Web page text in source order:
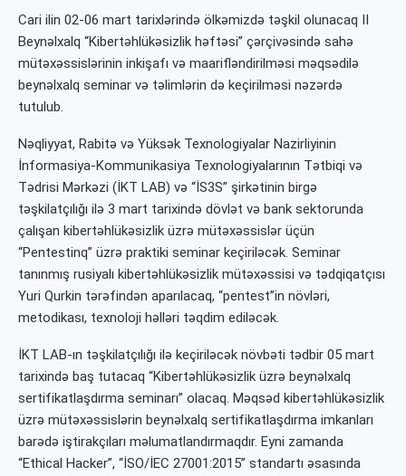
Cari ilin 02-06 mart tarixlərində ölkəmizdə təşkil olunacaq II
Beynəlxalq “Kibertəhlükəsizlik həftəsi” çərçivəsində sahə
mütəxəssislərinin inkişafı və maarifləndirilməsi məqsədilə
beynəlxalq seminar və təlimlərin də keçirilməsi nəzərdə
tutulub.
Nəqliyyat, Rabitə və Yüksək Texnologiyalar Nazirliyinin
İnformasiya-Kommunikasiya Texnologiyalarının Tətbiqi və
Tədrisi Mərkəzi (İKT LAB) və “İS3S” şirkətinin birgə
təşkilatçılığı ilə 3 mart tarixində dövlət və bank sektorunda
çalışan kibertəhlükəsizlik üzrə mütəxəssislər üçün
“Pentestinq” üzrə praktiki seminar keçiriləcək. Seminar
tanınmış rusiyalı kibertəhlükəsizlik mütəxəssisi və tədqiqatçısı
Yuri Qurkin tərəfindən aparılacaq, “pentest”in növləri,
metodikası, texnoloji həlləri təqdim ediləcək.
İKT LAB-ın təşkilatçılığı ilə keçiriləcək növbəti tədbir 05 mart
tarixində baş tutacaq “Kibertəhlükəsizlik üzrə beynəlxalq
sertifikatlaşdırma seminarı” olacaq. Məqsəd kibertəhlükəsizlik
üzrə mütəxəssislərin beynəlxalq sertifikatlaşdırma imkanları
barədə iştirakçıları məlumatlandırmaqdır. Eyni zamanda
“Ethical Hacker”, “İSO/İEC 27001:2015” standartı əsasında